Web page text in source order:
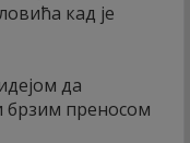
кад је
да
брзим преносом